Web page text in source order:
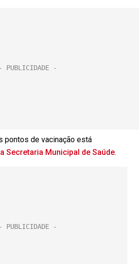
pontos de vacinação está
Secretaria Municipal de Saúde.